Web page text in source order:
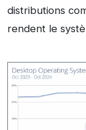
distributions
rendent le